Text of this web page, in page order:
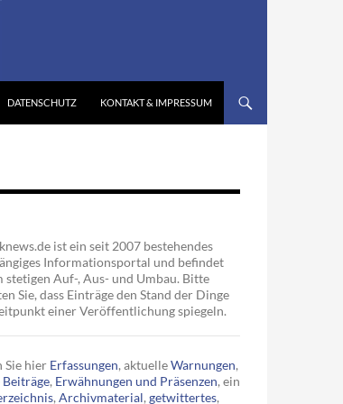
DATENSCHUTZ KONTAKT & IMPRESSUM
ist ein seit 2007 bestehendes
Informationsportal und befindet
stetigen Auf-, Aus- und Umbau. Bitte
Sie, dass Einträge den Stand der Dinge
einer Veröffentlichung spiegeln.
Sie hier Erfassungen, aktuelleWarnungen,
Beiträge, Erwähnungen und Präsenzen, ein
, Archivmaterial, getwittertes,